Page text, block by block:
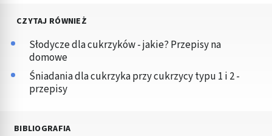
CZYTAJ RÓWNIEŻ
Słodycze dla cukrzyków - jakie? Przepisy na
domowe
Śniadania dla cukrzyka przy cukrzycy typu 1 i 2 -
przepisy
BIBLIOGRAFIA